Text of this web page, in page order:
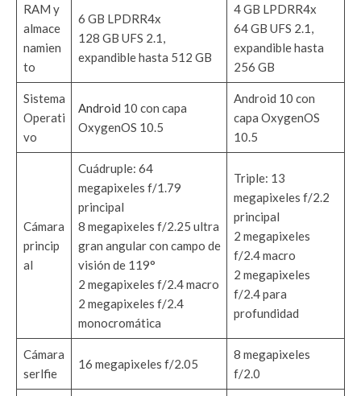
RAM y
almace
namien
to
6 GB LPDRR4x
128 GB UFS 2.1,
expandible hasta 512 GB
4 GB LPDRR4x
64 GB UFS 2.1,
expandible hasta
256 GB
Sistema
Operati
vo
Android 10 con capa
OxygenOS 10.5
Android 10 con
capa OxygenOS
10.5
Cámara
princip
al
Cuádruple: 64
megapixeles f/1.79
principal
8 megapixeles f/2.25 ultra
gran angular con campo de
visión de 119°
2 megapixeles f/2.4 macro
2 megapixeles f/2.4
monocromática
Triple: 13
megapixeles f/2.2
principal
2 megapixeles
f/2.4 macro
2 megapixeles
f/2.4 para
profundidad
Cámara
serlfie
16 megapixeles f/2.05
8 megapixeles
f/2.0